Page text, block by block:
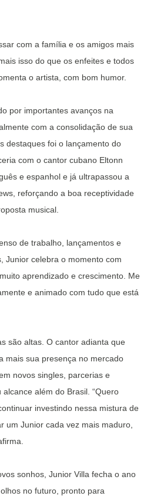
com a família e os amigos mais
isso do que os enfeites e todos
o artista, com bom humor.
por importantes avanços na
com a consolidação de sua
destaques foi o lançamento do
com o cantor cubano Eltonn
e espanhol e já ultrapassou a
reforçando a boa receptividade
musical.
de trabalho, lançamentos e
Junior celebra o momento com
aprendizado e crescimento. Me
e animado com tudo que está
são altas. O cantor adianta que
mais sua presença no mercado
novos singles, parcerias e
além do Brasil. “Quero
investindo nessa mistura de
um Junior cada vez mais maduro,
sonhos, Junior Villa fecha o ano
no futuro, pronto para